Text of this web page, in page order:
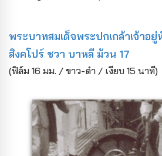
พระบาทสมเด็จพระปกเกล้าเจ้าอ
สิงคโปร์ ชวา บาหลี ม้วน 17
(ฟิล์ม 16 มม. / ขาว-ดำ / เงียบ 15 นาที)